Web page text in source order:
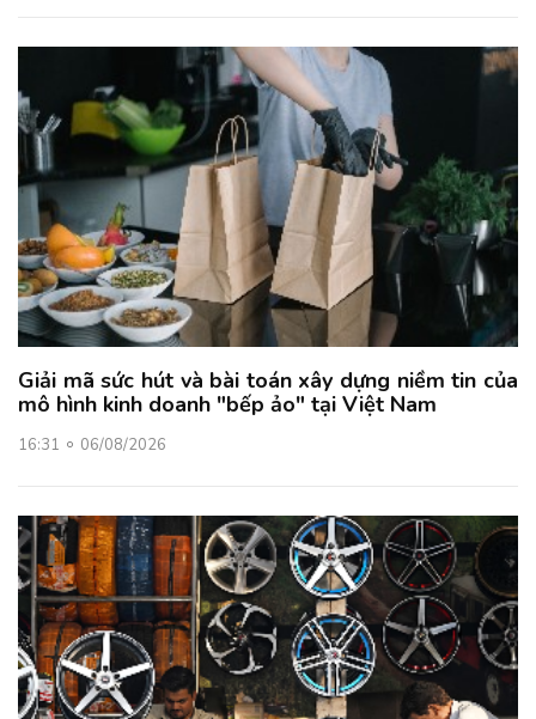
Giải mã sức hút và bài toán xây dựng niềm tin của
mô hình kinh doanh "bếp ảo" tại Việt Nam
16:31 06/08/2026